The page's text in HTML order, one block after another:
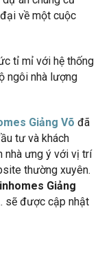
về một cuộc
tỉ mỉ với hệ thống
ngôi nhà lượng
Giảng Võ đã
tư và khách
nhà ưng ý với vị trí
thường xuyên.
Giảng
sẽ được cập nhật